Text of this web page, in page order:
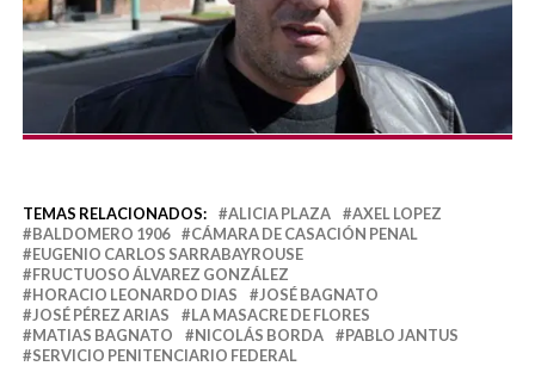
TEMAS RELACIONADOS: ALICIA PLAZA
AXEL LOPEZ
BALDOMERO 1906
CÁMARA DE CASACIÓN PENAL
EUGENIO CARLOS SARRABAYROUSE
FRUCTUOSO ÁLVAREZ GONZÁLEZ
HORACIO LEONARDO DIAS
JOSÉ BAGNATO
JOSÉ PÉREZ ARIAS
LA MASACRE DE FLORES
MATIAS BAGNATO
NICOLÁS BORDA
PABLO JANTUS
SERVICIO PENITENCIARIO FEDERAL